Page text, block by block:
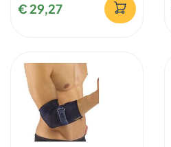
€ 29,27